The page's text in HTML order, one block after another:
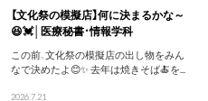
【文化祭の模擬店】何に決まるかな～
😆💓│医療秘書・情報学科
この前、文化祭の模擬店の出し物をみん
なで決めたよ😊✨ 去年は焼きそば🍝を...
2026.7.21